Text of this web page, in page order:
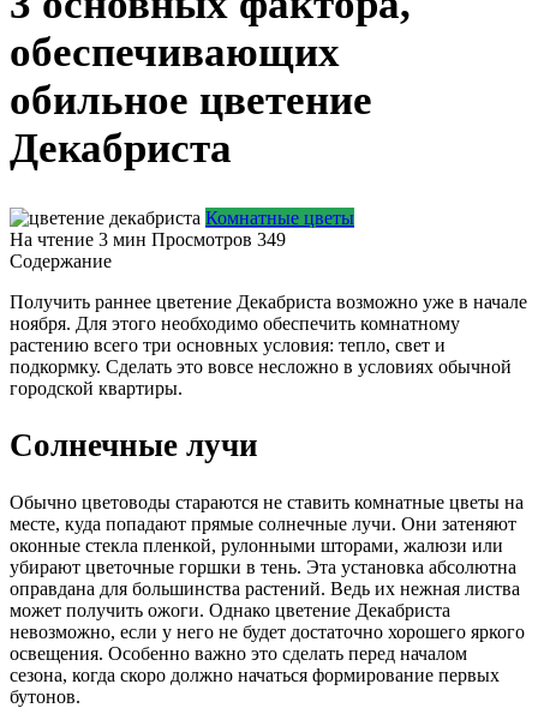
обеспечивающих
обильное цветение
Декабриста
Комнатные цветы
На чтение 3 мин Просмотров 349
Содержание
Получить раннее цветение Декабриста возможно уже в начале
ноября. Для этого необходимо обеспечить комнатному
растению всего три основных условия: тепло, свет и
подкормку. Сделать это вовсе несложно в условиях обычной
городской квартиры.
Солнечные лучи
Обычно цветоводы стараются не ставить комнатные цветы на
месте, куда попадают прямые солнечные лучи. Они затеняют
оконные стекла пленкой, рулонными шторами, жалюзи или
убирают цветочные горшки в тень. Эта установка абсолютна
оправдана для большинства растений. Ведь их нежная листва
может получить ожоги. Однако цветение Декабриста
невозможно, если у него не будет достаточно хорошего яркого
освещения. Особенно важно это сделать перед началом
сезона, когда скоро должно начаться формирование первых
бутонов.